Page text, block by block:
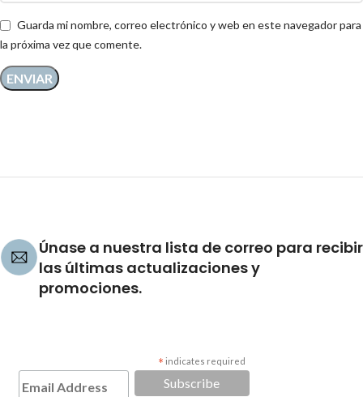
Guarda mi nombre, correo electrónico y web en este navegador para
la próxima vez que comente.
Únase a nuestra lista de correo para recibir
las últimas actualizaciones y
promociones.
* indicates required